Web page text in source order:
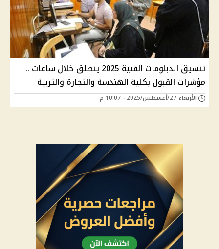
تنسيق الدبلومات الفنية 2025 ينطلق خلال ساعات ..
مؤشرات القبول بكلية الهندسة والتجارة والتربية
الأربعاء 27/أغسطس/2025 - 10:07 م